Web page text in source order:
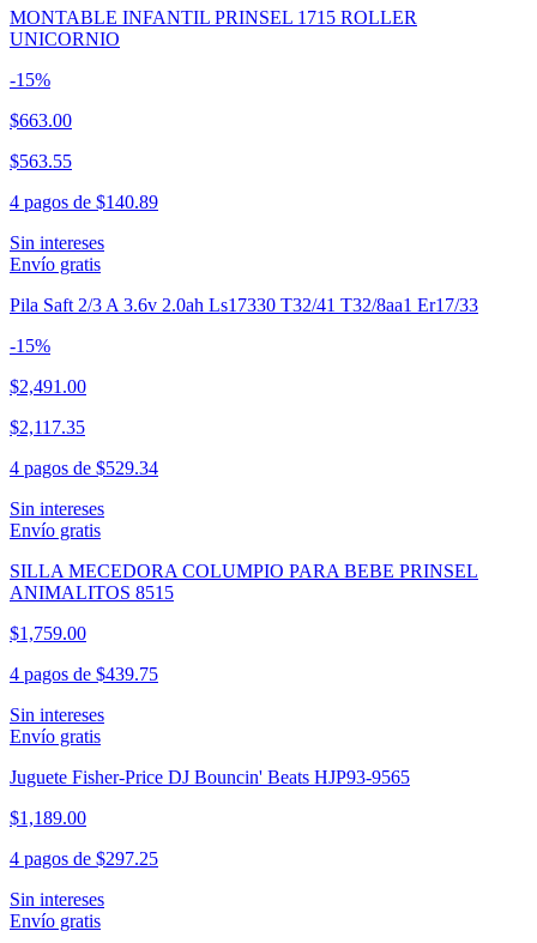
MONTABLE INFANTIL PRINSEL 1715 ROLLER
UNICORNIO
-15%
$663.00
$563.55
4 pagos de $140.89
Sin intereses
Envío gratis
Pila Saft 2/3 A 3.6v 2.0ah Ls17330 T32/41 T32/8aa1 Er17/33
-15%
$2,491.00
$2,117.35
4 pagos de $529.34
Sin intereses
Envío gratis
SILLA MECEDORA COLUMPIO PARA BEBE PRINSEL
ANIMALITOS 8515
$1,759.00
4 pagos de $439.75
Sin intereses
Envío gratis
Juguete Fisher-Price DJ Bouncin' Beats HJP93-9565
$1,189.00
4 pagos de $297.25
Sin intereses
Envío gratis